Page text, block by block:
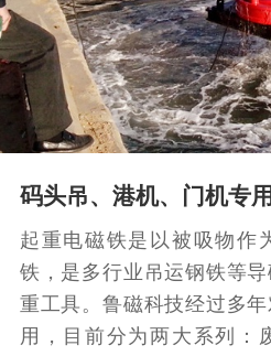
码头吊、港机、门机专
起重电磁铁是以被吸物作
铁，是多行业吊运钢铁等
重工具。鲁磁科技经过多
用，目前分为两大系列：